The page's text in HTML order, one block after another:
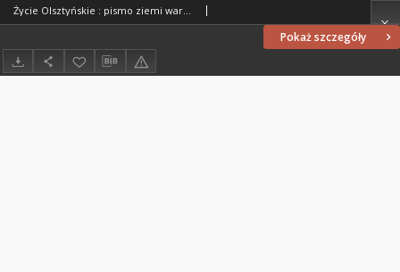
Pokaż szczegóły
Życie Olsztyńskie : pismo ziemi warmińsko-mazurskiej, 1954, nr 166